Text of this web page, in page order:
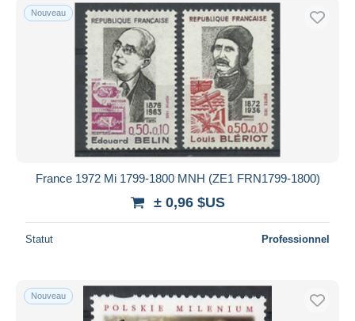
Nouveau
France 1972 Mi 1799-1800 MNH (ZE1 FRN1799-1800)
± 0,96 $US
Statut Professionnel
Nouveau